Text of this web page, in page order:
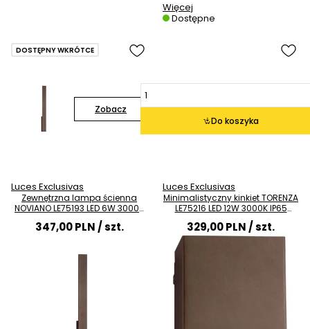
Więcej
Dostępne
Zobacz
DOSTĘPNY WKRÓTCE
Luces Exclusivas
Zewnętrzna lampa ścienna
NOVIANO LE75193 LED 6W 3000K
IP65 rdzawy
347,00 PLN/ szt.
Do koszyka
Luces Exclusivas
Minimalistyczny kinkiet TORENZA
LE75216 LED 12W 3000K IP65
329,00 PLN/ szt.